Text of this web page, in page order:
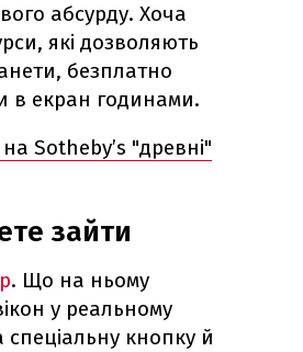
абсурду. Хоча
які дозволяють
безплатно
в екран годинами.
Sotheby’s "древні"
зайти
. Що на ньому
у реальному
кнопку й